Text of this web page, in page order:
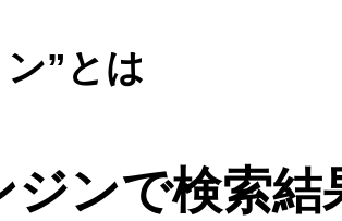
”とは
ンで検索結